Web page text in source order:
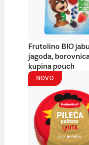
Frutolino BIO
jagoda,
kupina pouch
NOVO